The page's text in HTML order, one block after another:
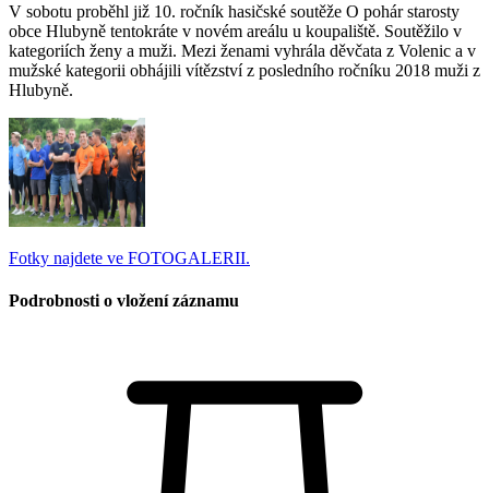
V sobotu proběhl již 10. ročník hasičské soutěže O pohár starosty
obce Hlubyně tentokráte v novém areálu u koupaliště. Soutěžilo v
kategoriích ženy a muži. Mezi ženami vyhrála děvčata z Volenic a v
mužské kategorii obhájili vítězství z posledního ročníku 2018 muži z
Hlubyně.
Fotky najdete ve FOTOGALERII.
Podrobnosti o vložení záznamu